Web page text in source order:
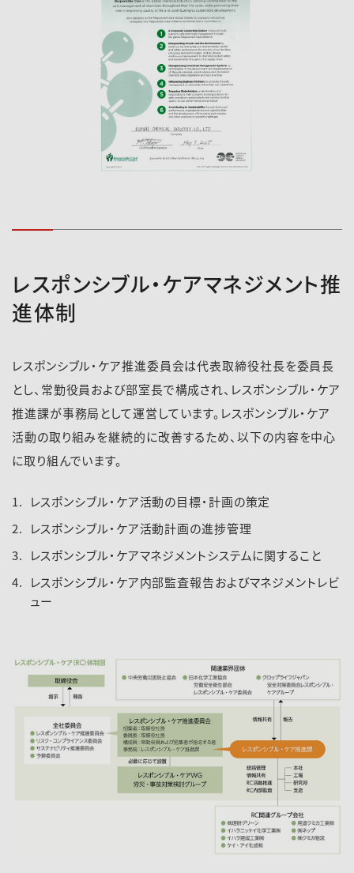
レスポンシブル・ケアマネジメント推
進体制
レスポンシブル・ケア推進委員会は代表取締役社長を委員長
とし、常勤役員および部室長で構成され、レスポンシブル・ケア
推進課が事務局として運営しています。レスポンシブル・ケア
活動の取り組みを継続的に改善するため、以下の内容を中心
に取り組んでいます。
レスポンシブル・ケア活動の目標・計画の策定
レスポンシブル・ケア活動計画の進捗管理
レスポンシブル・ケアマネジメントシステムに関すること
レスポンシブル・ケア内部監査報告およびマネジメントレビ
ュー